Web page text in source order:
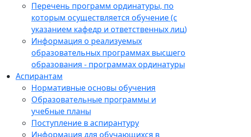
Перечень программ ординатуры, по
которым осуществляется обучение (с
указанием кафедр и ответственных лиц)
Информация о реализуемых
образовательных программах высшего
образования - программах ординатуры
Аспирантам
Нормативные основы обучения
Образовательные программы и
учебные планы
Поступление в аспирантуру
Информация для обучающихся в